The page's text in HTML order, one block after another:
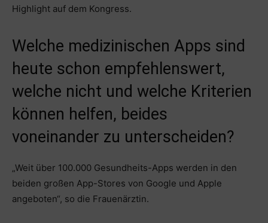
Highlight auf dem Kongress.
Welche medizinischen Apps sind
heute schon empfehlenswert,
welche nicht und welche Kriterien
können helfen, beides
voneinander zu unterscheiden?
„Weit über 100.000 Gesundheits-Apps werden in den
beiden großen App-Stores von Google und Apple
angeboten“, so die Frauenärztin.